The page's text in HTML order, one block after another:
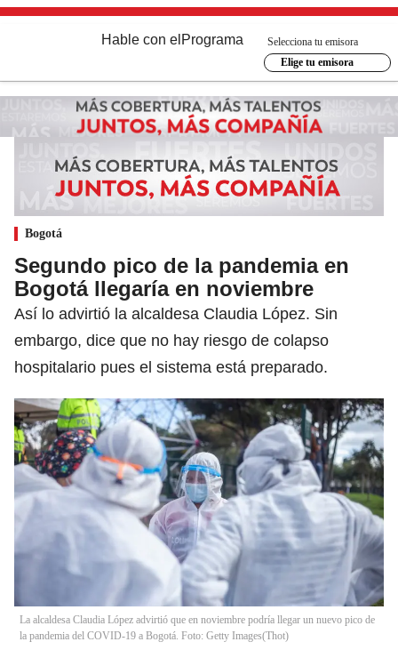
Hable con el Programa
Selecciona tu emisora
Elige tu emisora
Bogotá
Segundo pico de la pandemia en
Bogotá llegaría en noviembre
Así lo advirtió la alcaldesa Claudia López. Sin
embargo, dice que no hay riesgo de colapso
hospitalario pues el sistema está preparado.
La alcaldesa Claudia López advirtió que en noviembre podría llegar un nuevo pico de
la pandemia del COVID-19 a Bogotá. Foto: Getty Images(Thot)